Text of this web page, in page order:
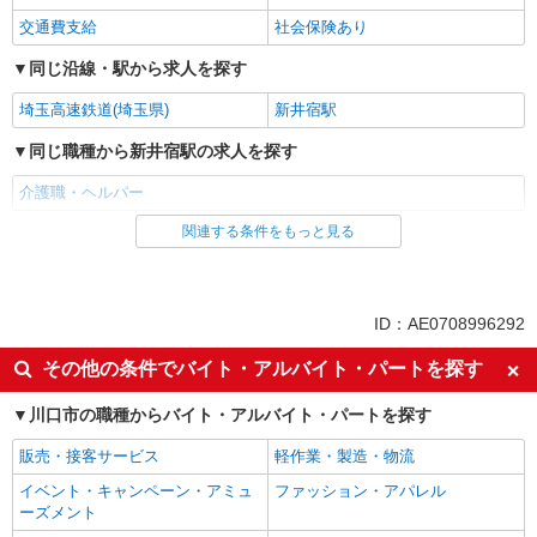
交通費支給
社会保険あり
同じ沿線・駅から求人を探す
埼玉高速鉄道(埼玉県) 新井宿駅
同じ職種から新井宿駅の求人を探す
介護職・ヘルパー
同じ雇用形態から新井宿駅の求人を探す
入社日応相談
経験者・有資格者歓迎
女性活躍中
ブランクOK
日払い
車通勤OK
バイク通勤OK
自転車通勤OK
交通費支給
社会保険あり
関連する条件をもっと見る
ID：AE0708996292
その他の条件でバイト・アルバイト・パートを探す
川口市の職種からバイト・アルバイト・パートを探す
販売・接客サービス
軽作業・製造・物流
イベント・キャンペーン・アミュ
ーズメント
ファッション・アパレル